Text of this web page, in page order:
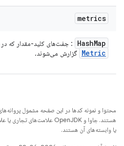
metrics
HashMap : جفت‌های کلید-مقدار که در
Metric گزارش می‌شوند.
محتوا و نمونه کدها در این صفحه مشمول
یا وابسته‌های آن هستند.